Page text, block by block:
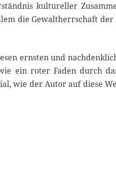
kultureller
die Gewaltherrschaft der
ernsten und
ein roter Faden durch
wie der Autor auf diese